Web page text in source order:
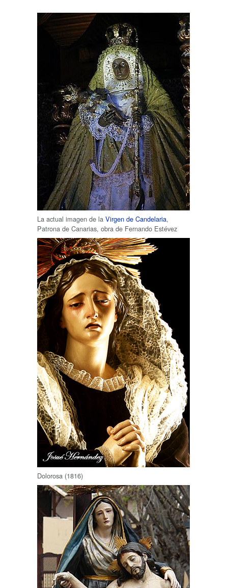
La actual imagen de la Virgen de Candelaria,
Patrona de Canarias, obra de Fernando Estévez
Dolorosa (1816)